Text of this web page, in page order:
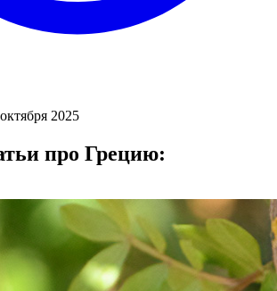
2025
про Грецию: